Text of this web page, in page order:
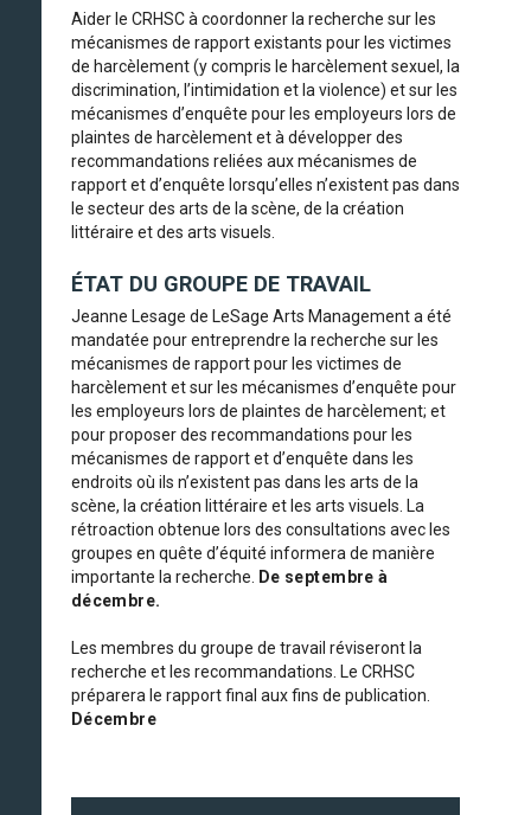
Aider le CRHSC à coordonner la recherche sur les
mécanismes de rapport existants pour les victimes
de harcèlement (y compris le harcèlement sexuel, la
discrimination, l’intimidation et la violence) et sur les
mécanismes d’enquête pour les employeurs lors de
plaintes de harcèlement et à développer des
recommandations reliées aux mécanismes de
rapport et d’enquête lorsqu’elles n’existent pas dans
le secteur des arts de la scène, de la création
littéraire et des arts visuels.
ÉTAT DU GROUPE DE TRAVAIL
Jeanne Lesage de LeSage Arts Management a été
mandatée pour entreprendre la recherche sur les
mécanismes de rapport pour les victimes de
harcèlement et sur les mécanismes d’enquête pour
les employeurs lors de plaintes de harcèlement; et
pour proposer des recommandations pour les
mécanismes de rapport et d’enquête dans les
endroits où ils n’existent pas dans les arts de la
scène, la création littéraire et les arts visuels. La
rétroaction obtenue lors des consultations avec les
groupes en quête d’équité informera de manière
importante la recherche.
De septembre à
décembre.
Les membres du groupe de travail réviseront la
recherche et les recommandations. Le CRHSC
préparera le rapport final aux fins de publication.
Décembre